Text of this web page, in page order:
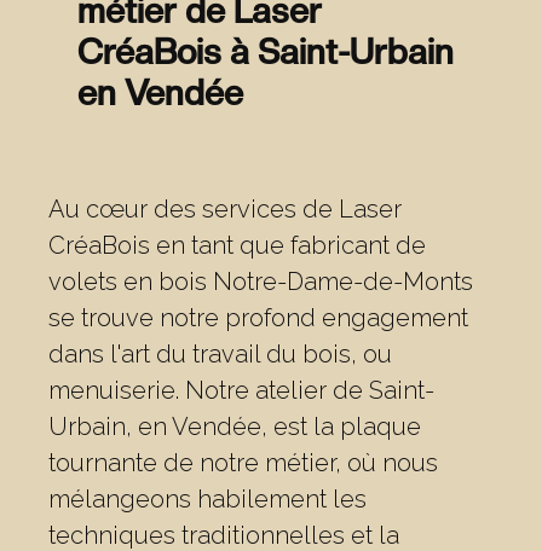
métier de Laser
CréaBois à Saint-Urbain
en Vendée
Au cœur des services de Laser
CréaBois en tant que fabricant de
volets en bois Notre-Dame-de-Monts
se trouve notre profond engagement
dans l'art du travail du bois, ou
menuiserie. Notre atelier de Saint-
Urbain, en Vendée, est la plaque
tournante de notre métier, où nous
mélangeons habilement les
techniques traditionnelles et la